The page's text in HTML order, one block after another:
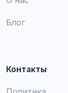
Блог
Контакты